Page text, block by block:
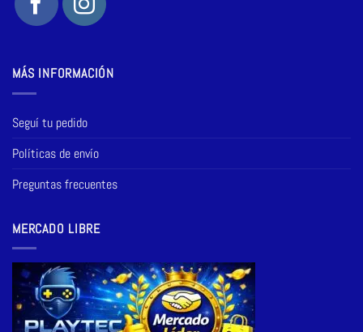
MÁS INFORMACIÓN
Seguí tu pedido
Políticas de envío
Preguntas frecuentes
MERCADO LIBRE